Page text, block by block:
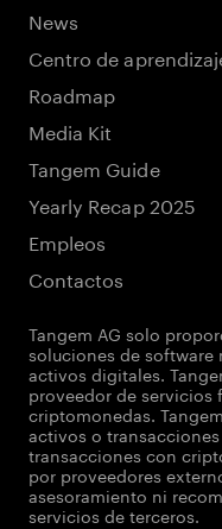
News
Centro de
Roadmap
Media Kit
Tangem Guide
Yearly Recap 2025
Empleos
Contactos
Tangem AG solo
soluciones de
activos digitales.
proveedor de
criptomonedas.
activos o
transacciones con
por proveedores
asesoramiento ni
servicios de terceros.